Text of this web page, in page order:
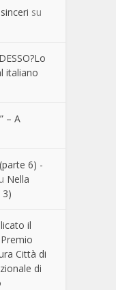
su
italiano
– A
6) -
Nella
il
Città di
di